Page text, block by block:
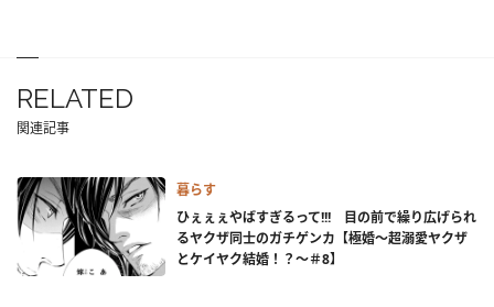
RELATED
関連記事
暮らす
ひぇぇぇやばすぎるって!!! 目の前で繰り広げられ
るヤクザ同士のガチゲンカ【極婚～超溺愛ヤクザ
とケイヤク結婚！？～＃8】